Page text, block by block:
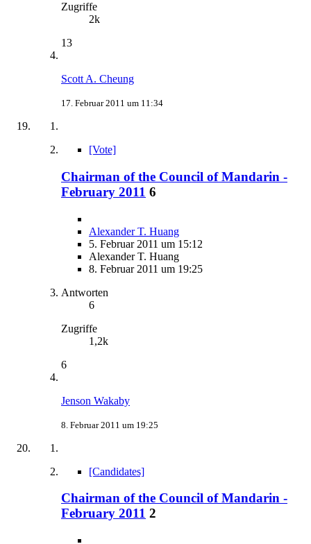
Zugriffe
2k
13
Scott A. Cheung
17. Februar 2011 um 11:34
[Vote]
Chairman of the Council of Mandarin -
February 2011 6
Alexander T. Huang
5. Februar 2011 um 15:12
Alexander T. Huang
8. Februar 2011 um 19:25
Antworten
6
Zugriffe
1,2k
6
Jenson Wakaby
8. Februar 2011 um 19:25
[Candidates]
Chairman of the Council of Mandarin -
February 2011 2